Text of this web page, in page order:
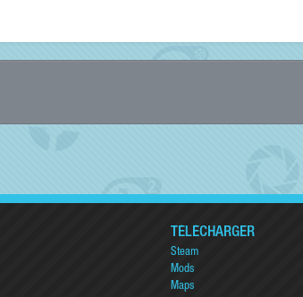
TÉLÉCHARGER
Steam
Mods
Maps